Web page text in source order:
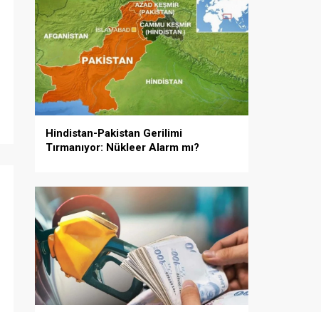
Hindistan-Pakistan Gerilimi
Tırmanıyor: Nükleer Alarm mı?